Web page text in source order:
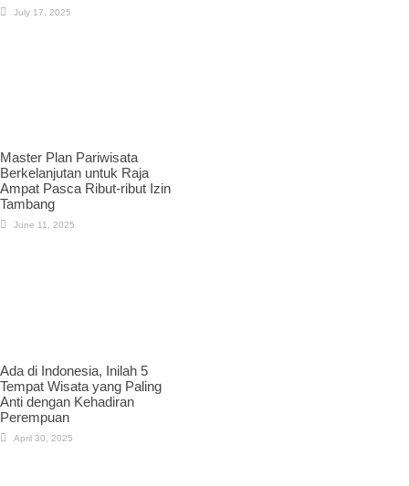
July 17, 2025
Master Plan Pariwisata
Berkelanjutan untuk Raja
Ampat Pasca Ribut-ribut Izin
Tambang
June 11, 2025
Ada di Indonesia, Inilah 5
Tempat Wisata yang Paling
Anti dengan Kehadiran
Perempuan
April 30, 2025